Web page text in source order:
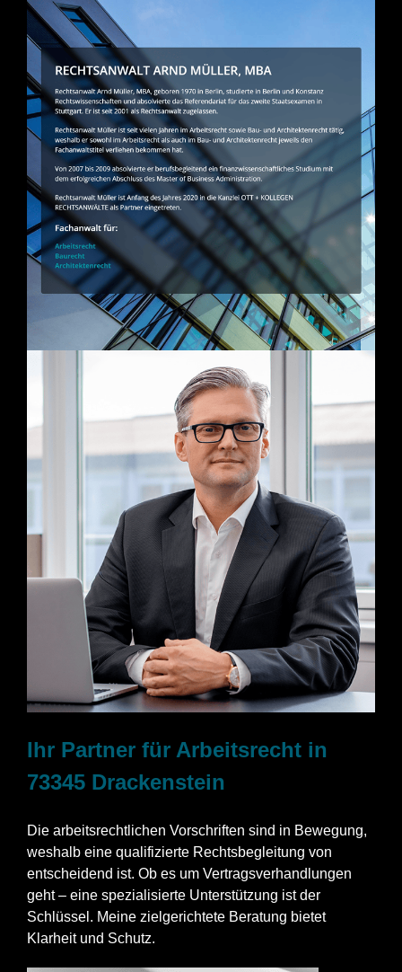
Ihr Partner für Arbeitsrecht in
73345 Drackenstein
Die arbeitsrechtlichen Vorschriften sind in Bewegung,
weshalb eine qualifizierte Rechtsbegleitung von
entscheidend ist. Ob es um Vertragsverhandlungen
geht – eine spezialisierte Unterstützung ist der
Schlüssel. Meine zielgerichtete Beratung bietet
Klarheit und Schutz.